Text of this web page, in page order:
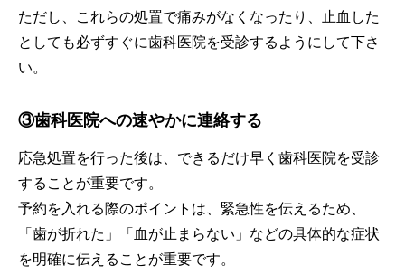
ただし、これらの処置で痛みがなくなったり、止血した
としても必ずすぐに歯科医院を受診するようにして下さ
い。
③歯科医院への速やかに連絡する
応急処置を行った後は、できるだけ早く歯科医院を受診
することが重要です。
予約を入れる際のポイントは、緊急性を伝えるため、
「歯が折れた」「血が止まらない」などの具体的な症状
を明確に伝えることが重要です。